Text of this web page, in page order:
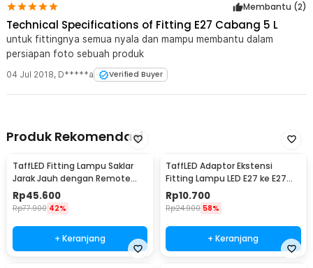
Membantu (2)
Technical Specifications of Fitting E27 Cabang 5 L
untuk fittingnya semua nyala dan mampu membantu dalam
persiapan foto sebuah produk
04 Jul 2018, D*****a Verified Buyer
Produk Rekomendasi
TaffLED Fitting Lampu Saklar
Jarak Jauh dengan Remote
Control 220V E27 - GN-680
Rp45.600
Rp77.900 42%
+ Keranjang
TaffLED Adaptor Ekstensi
Fitting Lampu LED E27 ke E27
19.5cm 1 PCS - HF-400
Rp10.700
Rp24.900 58%
+ Keranjang